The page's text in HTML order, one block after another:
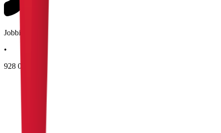
Jobbi AS
•
928 079 139